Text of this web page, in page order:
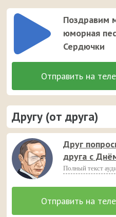
Поздравим
юморная
Сердючки
Другу (от друга)
Друг
друга с
Полный текст